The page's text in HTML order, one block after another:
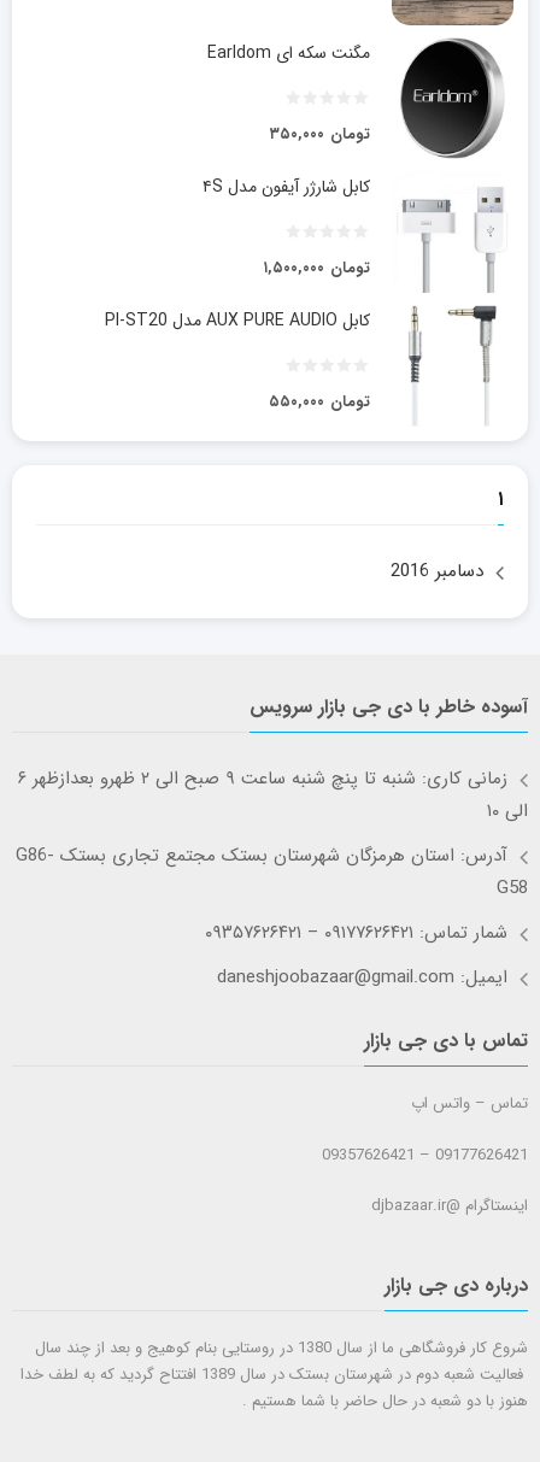
مگنت سکه ای Earldom
۳۵۰,۰۰۰ تومان
کابل شارژر آیفون مدل ۴S
۱,۵۰۰,۰۰۰ تومان
کابل AUX PURE AUDIO مدل PI-ST20
۵۵۰,۰۰۰ تومان
۱
دسامبر 2016
آسوده خاطر با دی جی بازار سرویس
زمانی کاری: شنبه تا پنچ شنبه ساعت ۹ صبح الی ۲ ظهرو بعدازظهر ۶
الی ۱۰
آدرس: استان هرمزگان شهرستان بستک مجتمع تجاری بستک G86-
G58
شمار تماس: ۰۹۱۷۷۶۲۶۴۲۱ – ۰۹۳۵۷۶۲۶۴۲۱
ایمیل: daneshjoobazaar@gmail.com
تماس با دی جی بازار
تماس – واتس اپ
09177626421 – 09357626421
اینستاگرام @djbazaar.ir
درباره دی جی بازار
شروع کار فروشگاهی ما از سال 1380 در روستایی بنام کوهیج و بعد از چند سال
فعالیت شعبه دوم در شهرستان بستک در سال 1389 افتتاح گردید که به لطف خدا
هنوز با دو شعبه در حال حاضر با شما هستيم .